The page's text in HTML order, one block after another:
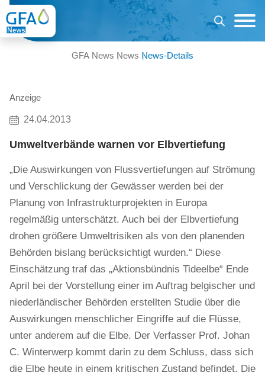
GFA News News News-Details
Anzeige
24.04.2013
Umweltverbände warnen vor Elbvertiefung
„Die Auswirkungen von Flussvertiefungen auf Strömung
und Verschlickung der Gewässer werden bei der
Planung von Infrastrukturprojekten in Europa
regelmäßig unterschätzt. Auch bei der Elbvertiefung
drohen größere Umweltrisiken als von den planenden
Behörden bislang berücksichtigt wurden.“ Diese
Einschätzung traf das „Aktionsbündnis Tideelbe“ Ende
April bei der Vorstellung einer im Auftrag belgischer und
niederländischer Behörden erstellten Studie über die
Auswirkungen menschlicher Eingriffe auf die Flüsse,
unter anderem auf die Elbe. Der Verfasser Prof. Johan
C. Winterwerp kommt darin zu dem Schluss, dass sich
die Elbe heute in einem kritischen Zustand befindet. Die